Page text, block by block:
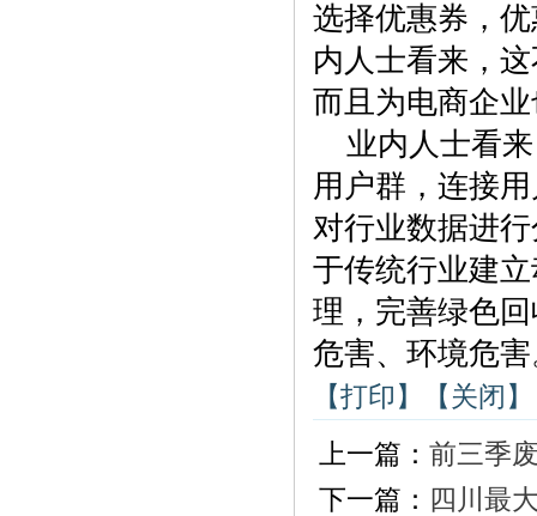
选择优惠券，
内人士看来，
而且为电商企
业内人士看
用户群，连接
对行业数据进
于传统行业建
理，完善绿色
危害、环境危
【打印】
【关闭】
上一篇： 前三季
下一篇： 四川最